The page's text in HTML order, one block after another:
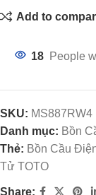
Add to
18 People
SKU: MS887RW4
Danh mục: Bồn
Thẻ: Bồn Cầu
Tử TOTO
Share: